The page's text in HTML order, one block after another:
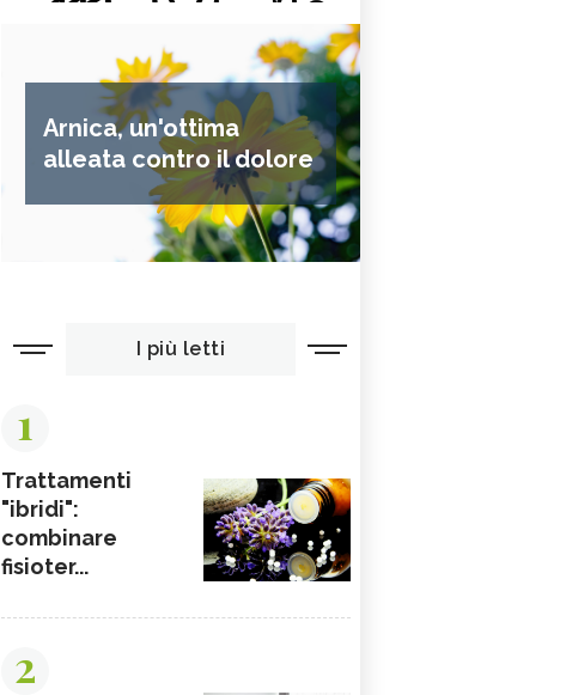
Arnica, un'ottima
alleata contro il dolore
I più letti
1
Trattamenti
"ibridi":
combinare
fisioter...
2